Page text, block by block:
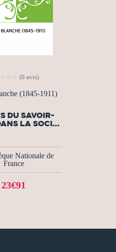
(0 avis)
(1845-1911)
DU SAVOIR-
LA SOCI...
Nationale de
France
23€91